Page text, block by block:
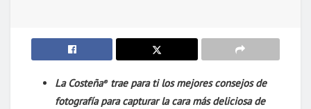
La Costeña®trae para ti los mejores consejos de
fotografía para capturar la cara más deliciosa de